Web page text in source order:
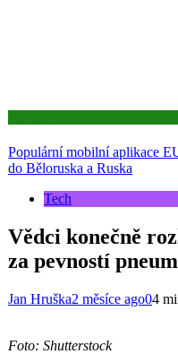
Populární mobilní aplikace
do Běloruska a Ruska
Tech
Vědci konečně
za pevností
Jan Hruška2 měsíce ago04
Foto: Shutterstock